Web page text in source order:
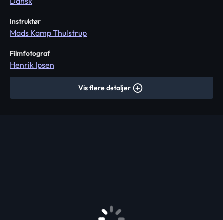
Instruktør
Mads Kamp Thulstrup
Filmfotograf
Henrik Ipsen
Vis flere detaljer